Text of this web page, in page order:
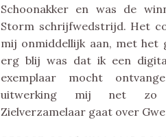
Schoonakker en was de
Storm schrijfwedstrijd. Het
mij onmiddellijk aan, met het
erg blij was dat ik een
exemplaar mocht
uitwerking mij net
Zielverzamelaar gaat over